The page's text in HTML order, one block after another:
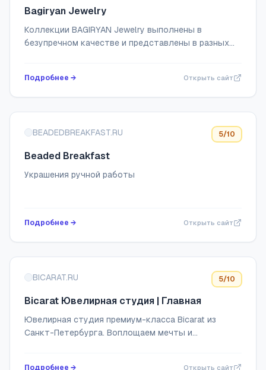
Bagiryan Jewelry
Коллекции BAGIRYAN Jewelry выполнены в
безупречном качестве и представлены в разных
уникально,...
Подробнее → Открыть сайт
BEADEDBREAKFAST.RU 5/10
Beaded Breakfast
Украшения ручной работы
Подробнее → Открыть сайт
BICARAT.RU 5/10
Bicarat Ювелирная студия | Главная
Ювелирная студия премиум-класса Bicarat из
Санкт-Петербурга. Воплощаем мечты и
Подробнее → Открыть сайт